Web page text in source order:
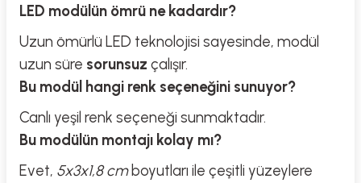
LED modülün ömrü ne kadardır?
Uzun ömürlü LED teknolojisi sayesinde, modül
uzun süre sorunsuz çalışır.
Bu modül hangi renk seçeneğini sunuyor?
Canlı yeşil renk seçeneği sunmaktadır.
Bu modülün montajı kolay mı?
Evet, 5x3x1,8 cmboyutları ile çeşitli yüzeylere